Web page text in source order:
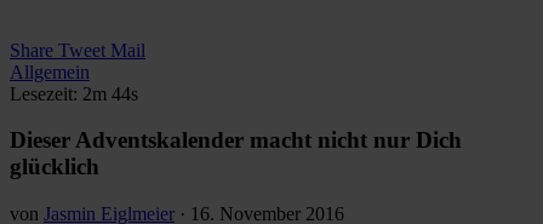
Share Tweet Mail
Allgemein
Lesezeit: 2m 44s
Dieser Adventskalender macht nicht nur Dich
glücklich
von Jasmin Eiglmeier · 16. November 2016